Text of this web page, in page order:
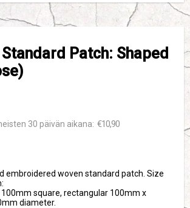
Patch: Shaped
30 päivän aikana €10,90
embroidered woven standard patch. Size
square, rectangular 100mm x
diameter.